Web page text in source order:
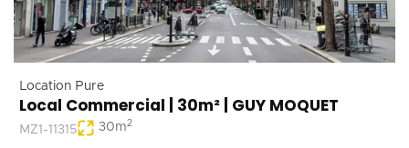
Location Pure
Local Commercial | 30m² | GUY MOQUET
MZ1-11315 30m2